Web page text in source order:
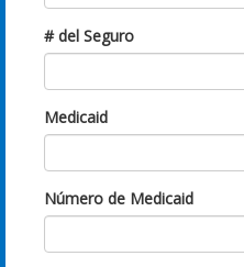
# del Seguro
Medicaid
Número de Medicaid